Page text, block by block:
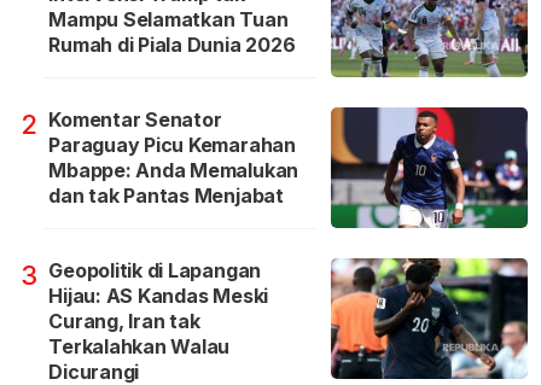
Mampu Selamatkan Tuan
Rumah di Piala Dunia 2026
2 Komentar Senator
Paraguay Picu Kemarahan
Mbappe: Anda Memalukan
dan tak Pantas Menjabat
3 Geopolitik di Lapangan
Hijau: AS Kandas Meski
Curang, Iran tak
Terkalahkan Walau
Dicurangi